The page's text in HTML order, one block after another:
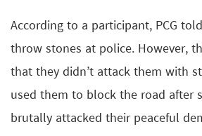
According to a participant, PCG
throw stones at police. However,
that they didn’t attack them with
used them to block the road after
brutally attacked their peaceful